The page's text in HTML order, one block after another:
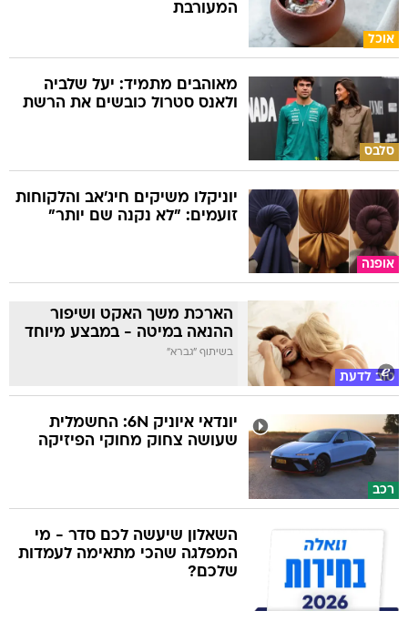
אוכל
המעורבת
סלבס
מאוהבים מתמיד: יעל שלביה
ולאנס סטרול כובשים את הרשת
אופנה
יוניקלו משיקים חיג'אב והלקוחות
זועמים: "לא נקנה שם יותר"
טוב לדעת
הארכת משך האקט ושיפור
ההנאה במיטה - במבצע מיוחד
בשיתוף "גברא"
רכב
יונדאי איוניק 6N: החשמלית
שעושה צחוק מחוקי הפיזיקה
השאלון שיעשה לכם סדר - מי
המפלגה שהכי מתאימה לעמדות
שלכם?